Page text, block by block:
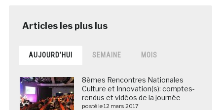
AUJOURD’HUI SEMAINE MOIS
8èmes Rencontres Nationales
Culture et Innovation(s): comptes-
rendus et vidéos de la journée
posté le 12 mars 2017